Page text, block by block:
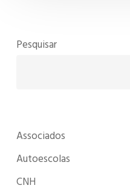
Pesquisar
Associados
Autoescolas
CNH